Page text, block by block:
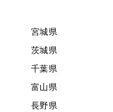
宮城県
茨城県
千葉県
富山県
長野県